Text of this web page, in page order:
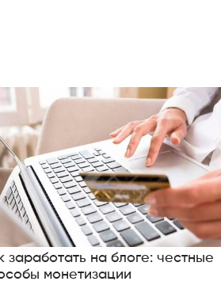
заработать на блоге: честные
монетизации